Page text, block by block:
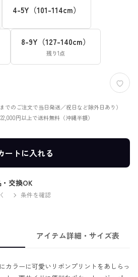
4-5Y（101-114cm）
8-9Y（127-140cm）
残り1点
までのご注文で当日発送／祝日など除外日あり）
円以上で送料無料（沖縄半額）
ートに入れる
交換OK
条件を確認
アイテム詳細・サイズ表
カラーに可愛いリボンプリントをあしらっ